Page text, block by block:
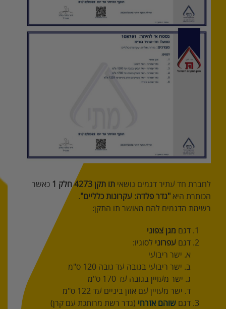
לחברת חד עתיר דגמים נושאי תו תקן 4273 חלק 1
כאשר
הכותרת היא "גדר פלדה: עקרונות כלליים".
רשימת הדגמים להם מאושר תו התקן:
דגם מגן צפוני
דגם עפרוני לסוגיו:
א. ישר ריבועי
ב. ישר ריבועי בגובה עד גובה 120 ס"מ
ג. ישר מעויין בגובה עד 170 ס"מ
ד. ישר מעויין עם אוזן ביניים עד 122 ס"מ
דגם שוהם אזרחי (גדר רשת מרותכת עם קרן)